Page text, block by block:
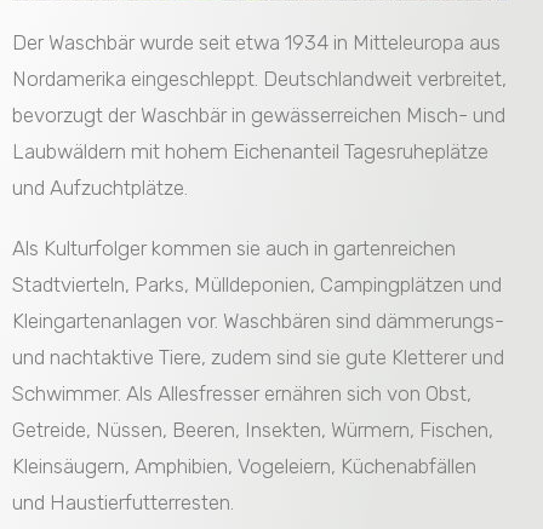
Der Waschbär wurde seit etwa 1934 in Mitteleuropa aus
Nordamerika eingeschleppt. Deutschlandweit verbreitet,
bevorzugt der Waschbär in gewässerreichen Misch- und
Laubwäldern mit hohem Eichenanteil Tagesruheplätze
und Aufzuchtplätze.
Als Kulturfolger kommen sie auch in gartenreichen
Stadtvierteln, Parks, Mülldeponien, Campingplätzen und
Kleingartenanlagen vor. Waschbären sind dämmerungs-
und nachtaktive Tiere, zudem sind sie gute Kletterer und
Schwimmer. Als Allesfresser ernähren sich von Obst,
Getreide, Nüssen, Beeren, Insekten, Würmern, Fischen,
Kleinsäugern, Amphibien, Vogeleiern, Küchenabfällen
und Haustierfutterresten.